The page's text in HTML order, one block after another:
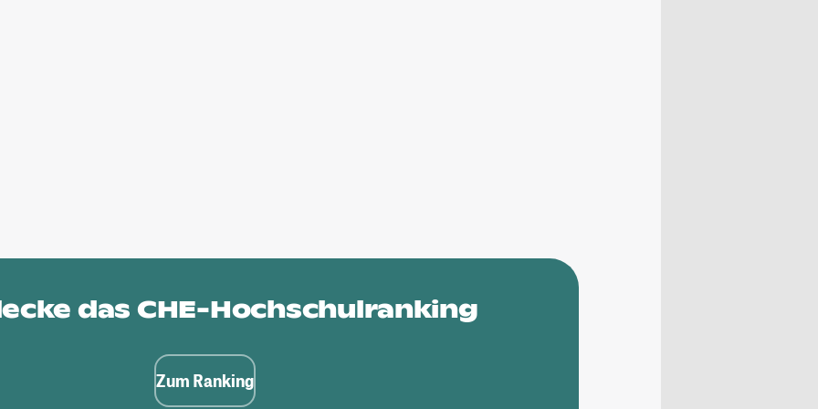
das CHE-Hochschulranking
Zum Ranking